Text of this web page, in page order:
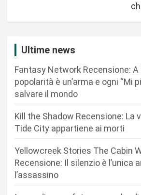
a
Ultime news
Fantasy Network Recensione: A
popolarità è un’arma e ogni “Mi
salvare il mondo
Kill the Shadow Recensione: La
Tide City appartiene ai morti
Yellowcreek Stories The Cabin
Recensione: Il silenzio è l’unica
l’assassino